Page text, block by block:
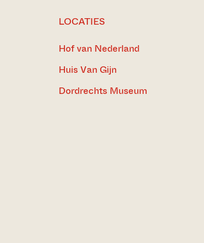
LOCATIES
Hof van Nederland
Huis Van Gijn
Dordrechts Museum